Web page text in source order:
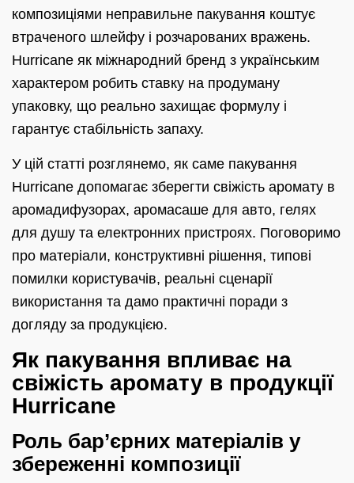
композиціями неправильне пакування коштує
втраченого шлейфу і розчарованих вражень.
Hurricane як міжнародний бренд з українським
характером робить ставку на продуману
упаковку, що реально захищає формулу і
гарантує стабільність запаху.
У цій статті розглянемо, як саме пакування
Hurricane допомагає зберегти свіжість аромату в
аромадифузорах, аромасаше для авто, гелях
для душу та електронних пристроях. Поговоримо
про матеріали, конструктивні рішення, типові
помилки користувачів, реальні сценарії
використання та дамо практичні поради з
догляду за продукцією.
Як пакування впливає на
свіжість аромату в продукції
Hurricane
Роль бар’єрних матеріалів у
збереженні композиції